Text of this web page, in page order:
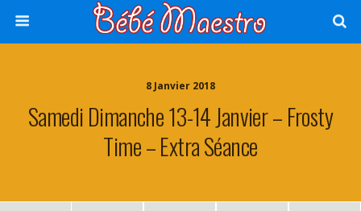
8 Janvier 2018
Samedi Dimanche 13-14 Janvier – Frosty
Time – Extra Séance